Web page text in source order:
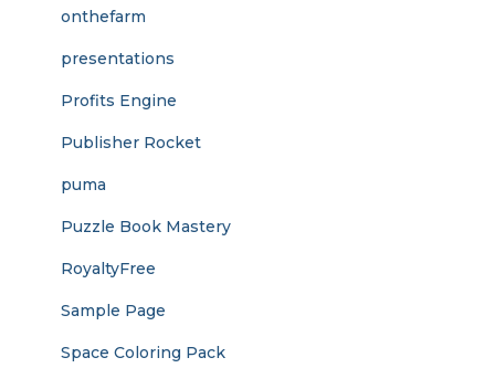
onthefarm
presentations
Profits Engine
Publisher Rocket
puma
Puzzle Book Mastery
RoyaltyFree
Sample Page
Space Coloring Pack